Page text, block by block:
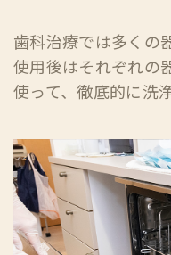
歯科治療では多くの
使用後はそれぞれの
使って、徹底的に洗